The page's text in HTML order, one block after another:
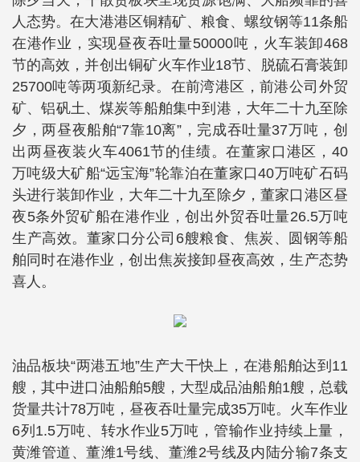
人态势。在大港港区铜精矿、粮食、螺纹钢等11条船
在港作业，实现昼夜吞吐量50000吨，火车装卸468
节的高效，并创出铜矿火车作业18节、脱硫石膏装卸
25700吨等两项新纪录。在前湾港区，前港公司外贸
矿、铝矾土、煤炭等船舶集中到港，大年二十九至除
夕，两昼夜船舶“7靠10离”，完成吞吐量37万吨，创
出两昼夜装火车4061节的佳绩。在董家口港区，40
万吨级大矿船“远宝海”轮靠泊在董家口40万吨矿石码
头进行装卸作业，大年二十九至除夕，董家口港区昼
夜5条外贸矿船在港作业，创出外贸吞吐量26.5万吨
生产高效。董家口分公司6艘粮食、焦炭、圆钢等船
舶同时在港作业，创出焦炭接卸昼夜高效，生产态势
喜人。
油品板块“两港五地”生产大干快上，在港船舶达到11
艘，其中进口油船舶5艘，大型成品油船舶1艘，总载
货量共计78万吨，昼夜吞吐量完成35万吨。火车作业
6列1.5万吨、转水作业5万吨，管输作业持续上量，
黄潍管道、董潍1号线、董潍2号线及内陆分输7条支